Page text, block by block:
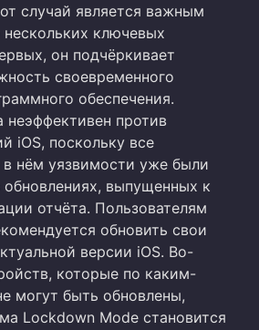
случай является важным
ключевых
он подчёркивает
своевременного
обеспечения.
неэффективен против
iOS, поскольку все
в нём уязвимости уже были
выпущенных к
отчёта. Пользователям
обновить свои
версии iOS. Во-
которые по каким-
могут быть обновлены,
Lockdown Mode становится